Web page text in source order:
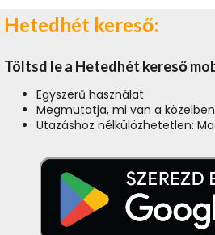
Hetedhét kereső:
Töltsd le a Hetedhét kereső
Egyszerű használat
Megmutatja, mi van a közelben
Utazáshoz nélkülözhetetlen: